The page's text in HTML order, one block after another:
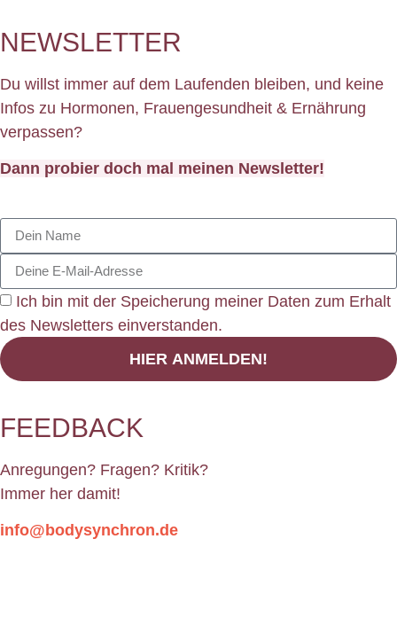
NEWSLETTER
Du willst immer auf dem Laufenden bleiben, und keine
Infos zu Hormonen, Frauengesundheit & Ernährung
verpassen?
Dann probier doch mal meinen Newsletter!
Ich bin mit der Speicherung meiner Daten zum Erhalt
des Newsletters einverstanden.
HIER ANMELDEN!
FEEDBACK
Anregungen? Fragen? Kritik?
Immer her damit!
info@bodysynchron.de